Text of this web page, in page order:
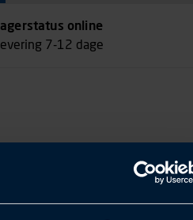
online
7-12 dage